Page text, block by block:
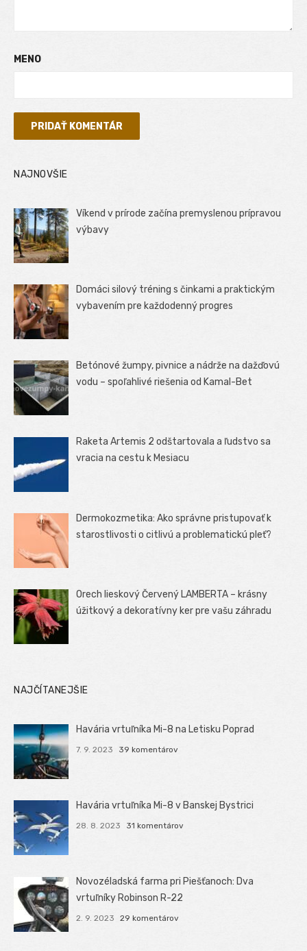
MENO
NAJNOVŠIE
Víkend v prírode začína premyslenou prípravou
výbavy
Domáci silový tréning s činkami a praktickým
vybavením pre každodenný progres
Betónové žumpy, pivnice a nádrže na dažďovú
vodu – spoľahlivé riešenia od Kamal-Bet
Raketa Artemis 2 odštartovala a ľudstvo sa
vracia na cestu k Mesiacu
Dermokozmetika: Ako správne pristupovať k
starostlivosti o citlivú a problematickú pleť?
Orech lieskový Červený LAMBERTA – krásny
úžitkový a dekoratívny ker pre vašu záhradu
NAJČÍTANEJŠIE
Havária vrtuľníka Mi-8 na Letisku Poprad
7. 9. 2023 39 komentárov
Havária vrtuľníka Mi-8 v Banskej Bystrici
28. 8. 2023 31 komentárov
Novozéladská farma pri Piešťanoch: Dva
vrtuľníky Robinson R-22
2. 9. 2023 29 komentárov